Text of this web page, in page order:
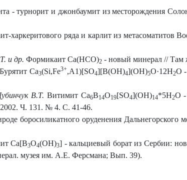
- турнорит и джонбаумит из месторождения
харкеритового ряда и карлит из
и др. Формикаит Ca(HCO)2 - новый минерал //
Бурятит Ca3(Si,Fe3+,A1)[SO4][B(OH)4](OH)5O·12H2O
В.Т. Витимит Ca6B14O19[SO4](OH)14*5H2O -
Ч. 131. № 4. С. 41-46.
боросиликатного оруденения
Ca[B3O4(OH)3] - кальциевый борат из Сербии:
музея им. А.Е. Ферсмана; Вып. 39).